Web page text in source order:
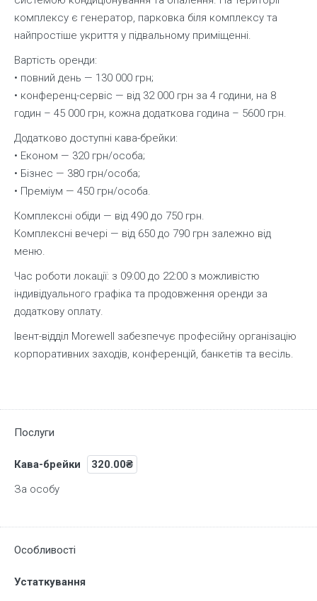
комплексу є генератор, парковка біля комплексу та
найпростіше укриття у підвальному приміщенні.
Вартість оренди:
• повний день — 130 000 грн;
• конференц-сервіс — від 32 000 грн за 4 години, на 8
годин – 45 000 грн, кожна додаткова година – 5600 грн.
Додатково доступні кава-брейки:
• Економ — 320 грн/особа;
• Бізнес — 380 грн/особа;
• Преміум — 450 грн/особа.
Комплексні обіди — від 490 до 750 грн.
Комплексні вечері — від 650 до 790 грн залежно від
меню.
Час роботи локації: з 09:00 до 22:00 з можливістю
індивідуального графіка та продовження оренди за
додаткову оплату.
Івент-відділ Morewell забезпечує професійну організацію
корпоративних заходів, конференцій, банкетів та весіль.
Послуги
Кава-брейки
320.00₴
За особу
Особливості
Устаткування